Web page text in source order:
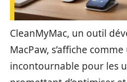
CleanMyMac, un outil
MacPaw, s’affiche
incontournable pour les